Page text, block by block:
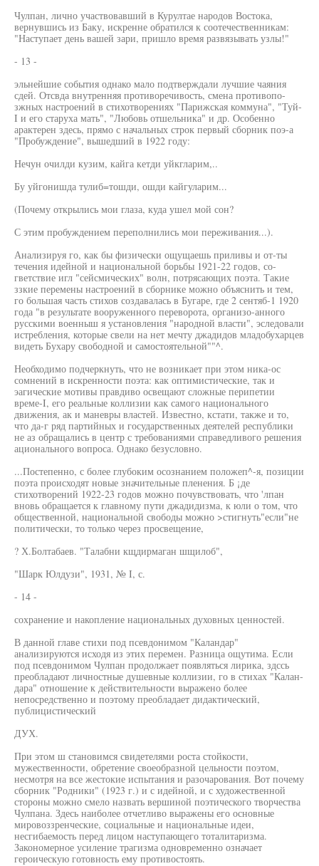
Чулпан, лично участвовавший в Курултае народов Востока,
вернувшись из Баку, искренне обратился к соотечественникам:
"Наступает день вашей зари, пришло время развязывать узлы!"
- 13 -
эльнейшие события однако мало подтверждали лучшие чаяния
сдей. Отсвда внутренняя противоречивость, смена противопо-
зжных настроений в стихотворениях "Парижская коммуна", "Туй-
I и его старуха мать", "Любовь отшельника" и др. Особенно
арактерен здесь, прямо с начальных строк первый сборник поэ-а
"Пробуждение", вышедший в 1922 году:
Нечун очилди кузим, кайга кетди уйкгларим,..
Бу уйгонишда тулиб=тошди, ошди кайгуларим...
(Почему открылись мои глаза, куда ушел мой сон?
С этим пробуждением переполнились мои переживания...).
Анализируя го, как бы физически ощущаешь приливы и от-ты
течения идейной и национальной борьбы 1921-22 годов, со-
гветствие игл "сейсмических" волн, потрясающих поэта. Такие
ззкие перемены настроений в сборнике можно объяснить и тем,
го большая часть стихов создавалась в Бугаре, где 2 сентяб-1 1920
года "в результате вооруженного переворота, организо-анного
русскими военныш я установления "народной власти", эследовали
истребления, которые свели на нет мечту джадидов младобухарцев
видеть Бухару свободной и самостоятельной""^.
Необходимо подчеркнуть, что не возникает при этом ника-ос
сомнений в искренности поэта: как оптимистические, так и
эагические мотивы правдиво освещают сложные перипетии
време-I, его реальные коллизии как самого национального
движения, ак и маневры властей. Известно, кстати, также и то,
что да-г ряд партийных и государственных деятелей республики
не аз обращались в центр с требованиями справедливого решения
ационального вопроса. Однако безусловно.
...Постепенно, с более глубоким осознанием положеп^-я, позиции
поэта происходят новые значительные пленения. Б ¡де
стихотворений 1922-23 годов можно почувствовать, что 'лпан
вновь обращается к главному пути джадидизма, к юли о том, что
общественной, национальной свободы можно >стигнуть"если"не
политически, то только через просвещение,
? Х.Болтабаев. "Талабни кщдирмаган шщилоб",
"Шарк Юлдузи", 1931, № I, с.
- 14 -
сохранение и накопление национальных духовных ценностей.
В данной главе стихи под псевдонимом "Каландар"
анализируются исходя из этих перемен. Разница ощутима. Если
под псевдонимом Чулпан продолжает появляться лирика, здссь
преобладают личностные душевные коллизии, го в стихах "Калан-
дара" отношение к действительности выражено более
непосредственно и поэтому преобладает дидактический,
публицистический
ДУХ.
При этом ш становимся свидетелями роста стойкости,
мужественности, обретение своеобразной цельности поэтом,
несмотря на все жестокие испытания и разочарования. Вот почему
сборник "Родники" (1923 г.) и с идейной, и с художественной
стороны можно смело назвать вершиной поэтического творчества
Чулпана. Здесь наиболее отчетливо выражены его основные
мировоззренческие, социальные и национальные идеи,
несгибаемость перед лицом наступающего тоталитаризма.
Закономерное усиление трагизма одновременно означает
героическую готовность ему противостоять.